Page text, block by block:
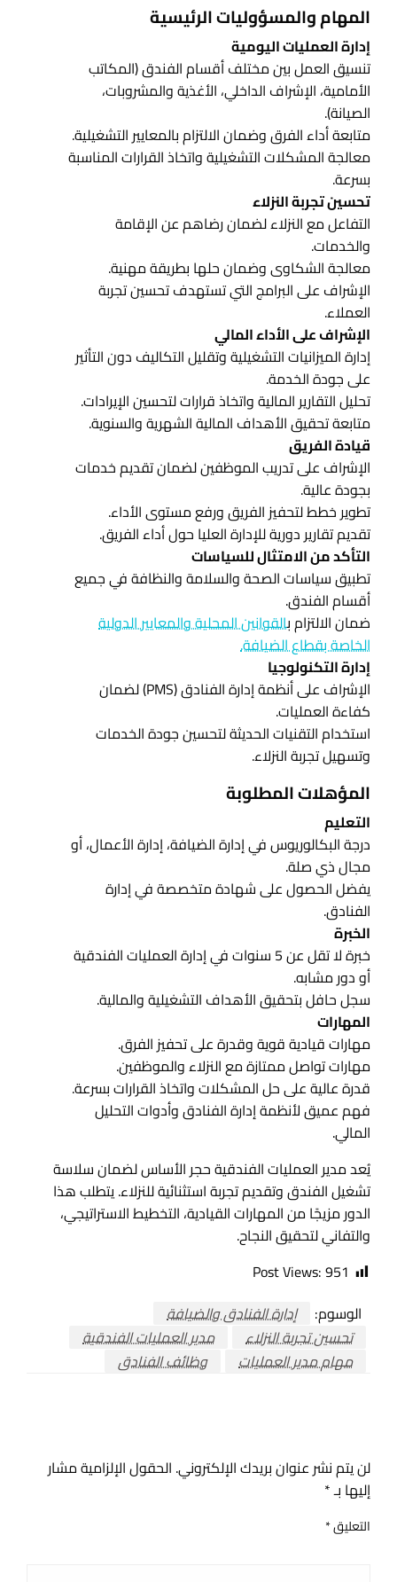
المهام والمسؤوليات الرئيسية
إدارة العمليات اليومية
تنسيق العمل بين مختلف أقسام الفندق (المكاتب
الأمامية، الإشراف الداخلي، الأغذية والمشروبات،
الصيانة).
متابعة أداء الفرق وضمان الالتزام بالمعايير التشغيلية.
معالجة المشكلات التشغيلية واتخاذ القرارات المناسبة
بسرعة.
تحسين تجربة النزلاء
التفاعل مع النزلاء لضمان رضاهم عن الإقامة
والخدمات.
معالجة الشكاوى وضمان حلها بطريقة مهنية.
الإشراف على البرامج التي تستهدف تحسين تجربة
العملاء.
الإشراف على الأداء المالي
إدارة الميزانيات التشغيلية وتقليل التكاليف دون التأثير
على جودة الخدمة.
تحليل التقارير المالية واتخاذ قرارات لتحسين الإيرادات.
متابعة تحقيق الأهداف المالية الشهرية والسنوية.
قيادة الفريق
الإشراف على تدريب الموظفين لضمان تقديم خدمات
بجودة عالية.
تطوير خطط لتحفيز الفريق ورفع مستوى الأداء.
تقديم تقارير دورية للإدارة العليا حول أداء الفريق.
التأكد من الامتثال للسياسات
تطبيق سياسات الصحة والسلامة والنظافة في جميع
أقسام الفندق.
ضمان الالتزام بالقوانين المحلية والمعايير الدولية
الخاصة بقطاع الضيافة.
إدارة التكنولوجيا
الإشراف على أنظمة إدارة الفنادق (PMS) لضمان
كفاءة العمليات.
استخدام التقنيات الحديثة لتحسين جودة الخدمات
وتسهيل تجربة النزلاء.
المؤهلات المطلوبة
التعليم
درجة البكالوريوس في إدارة الضيافة، إدارة الأعمال، أو
مجال ذي صلة.
يفضل الحصول على شهادة متخصصة في إدارة
الفنادق.
الخبرة
خبرة لا تقل عن 5 سنوات في إدارة العمليات الفندقية
أو دور مشابه.
سجل حافل بتحقيق الأهداف التشغيلية والمالية.
المهارات
مهارات قيادية قوية وقدرة على تحفيز الفرق.
مهارات تواصل ممتازة مع النزلاء والموظفين.
قدرة عالية على حل المشكلات واتخاذ القرارات بسرعة.
فهم عميق لأنظمة إدارة الفنادق وأدوات التحليل
المالي.
يُعد مدير العمليات الفندقية حجر الأساس لضمان سلاسة
تشغيل الفندق وتقديم تجربة استثنائية للنزلاء. يتطلب هذا
الدور مزيجًا من المهارات القيادية، التخطيط الاستراتيجي،
والتفاني لتحقيق النجاح.
Post Views:951
الوسوم:
إدارة الفنادق والضيافة
تحسين تجربة النزلاء
مدير العمليات الفندقية
مهام مدير العمليات
وظائف الفنادق
لن يتم نشر عنوان بريدك الإلكتروني. الحقول الإلزامية مشار
إليها بـ*
التعليق*